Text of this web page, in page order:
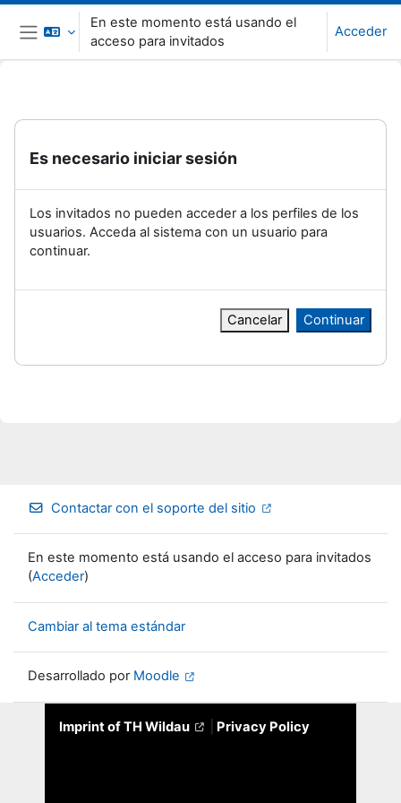
Salta al contenido principal
Panel lateral
En este momento está usando el
acceso para invitados
Acceder
Es necesario iniciar sesión
Los invitados no pueden acceder a los perfiles de los
usuarios. Acceda al sistema con un usuario para
continuar.
Cancelar Continuar
Contactar con el soporte del sitio
En este momento está usando el acceso para invitados
(Acceder)
Cambiar al tema estándar
Desarrollado por Moodle
Imprint of TH Wildau Privacy Policy